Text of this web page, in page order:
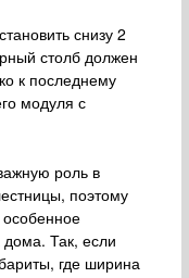
снизу 2
столб должен
к последнему
модуля с
роль в
поэтому
Так, если
где ширина